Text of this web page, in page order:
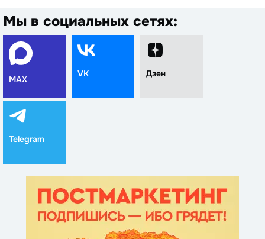
Мы в социальных сетях:
MAX
VK Дзен
Telegram